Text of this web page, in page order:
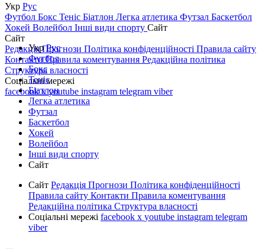
Укр Рус
Футбол Бокс Теніс Біатлон Легка атлетика Футзал Баскетбол
Хокей Волейбол Інші види спорту Сайт
Сайт
РедакціяПрогнози Політика конфіденційності Правила сайту
КонтактиПравила коментування Редакційна політика
Структура власності
Соціальні мережі
facebookxyoutube instagram telegram viber
УкрРус
Футбол
Бокс
Теніс
Біатлон
Легка атлетика
Футзал
Баскетбол
Хокей
Волейбол
Інші види спорту
Сайт
Сайт Редакція Прогнози Політика конфіденційності
Правила сайту Контакти Правила коментування
Редакційна політика Структура власності
Соціальні мережі facebook x youtube instagram telegram
viber